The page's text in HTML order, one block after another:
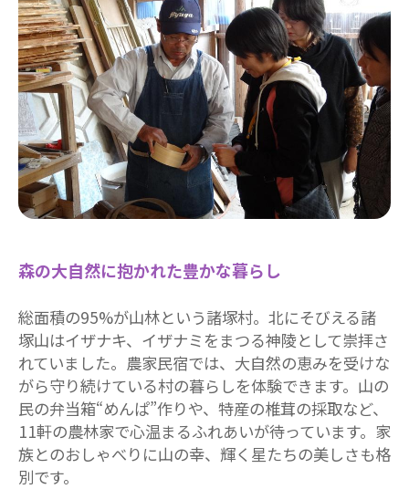
森の大自然に抱かれた豊かな暮らし
総面積の95%が山林という諸塚村。北にそびえる諸
塚山はイザナキ、イザナミをまつる神陵として崇拝さ
れていました。農家民宿では、大自然の恵みを受けな
がら守り続けている村の暮らしを体験できます。山の
民の弁当箱“めんぱ”作りや、特産の椎茸の採取など、
11軒の農林家で心温まるふれあいが待っています。家
族とのおしゃべりに山の幸、輝く星たちの美しさも格
別です。